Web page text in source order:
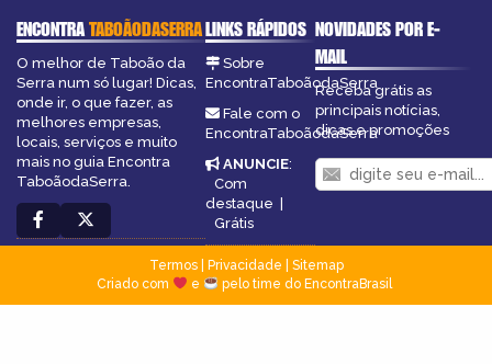
ENCONTRATABOÃODASERRA
O melhor de Taboão da
Serra num só lugar! Dicas,
onde ir, o que fazer, as
melhores empresas,
locais, serviços e muito
mais no guia Encontra
TaboãodaSerra.
LINKS RÁPIDOS
Sobre
EncontraTaboãodaSerra
Fale com o
EncontraTaboãodaSerra
ANUNCIE:
Com
destaque |
Grátis
NOVIDADES POR E-
MAIL
Receba grátis as
principais notícias,
dicas e promoções
Termos| Privacidade
Sitemap
Criado com
e pelo time do EncontraBrasil